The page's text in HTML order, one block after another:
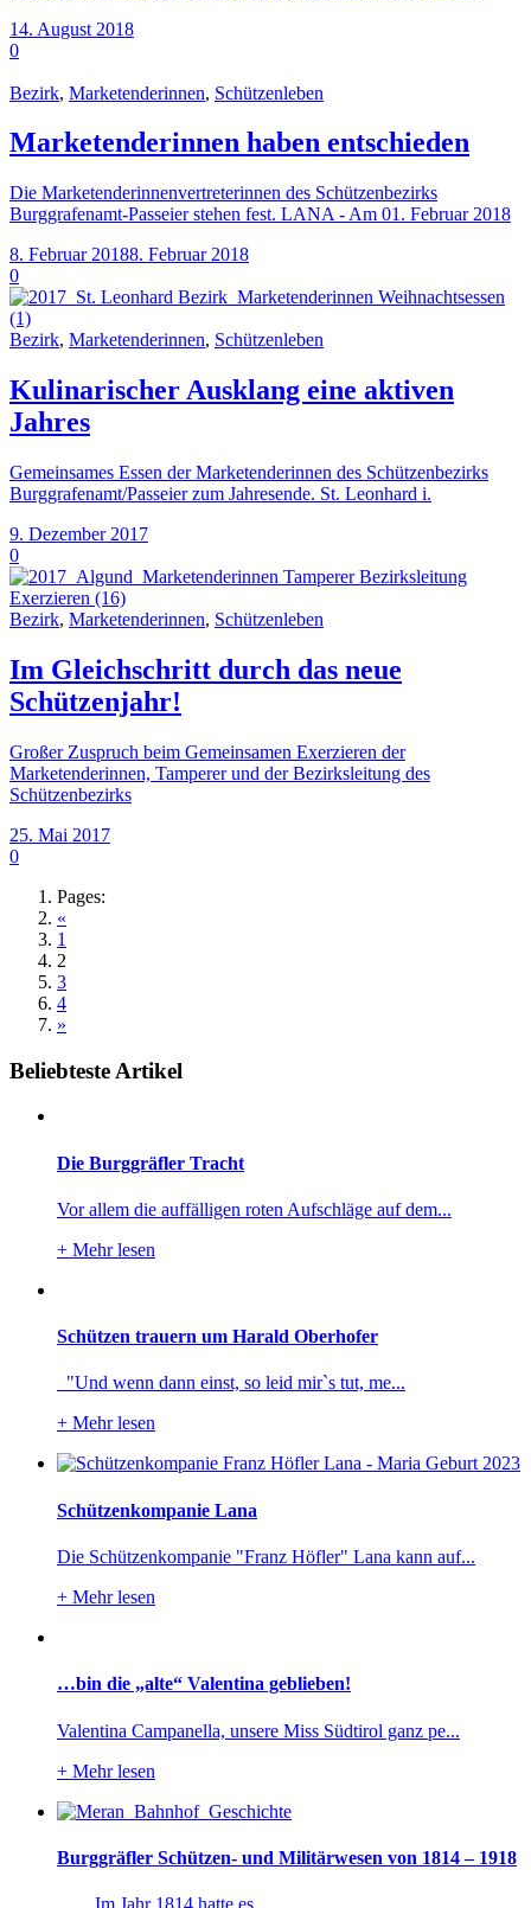
14. August 2018
0
Bezirk, Marketenderinnen, Schützenleben
Marketenderinnen haben entschieden
Die Marketenderinnenvertreterinnen des Schützenbezirks
Burggrafenamt-Passeier stehen fest. LANA - Am 01. Februar 2018
8. Februar 20188. Februar 2018
0
Bezirk, Marketenderinnen, Schützenleben
Kulinarischer Ausklang eine aktiven
Jahres
Gemeinsames Essen der Marketenderinnen des Schützenbezirks
Burggrafenamt/Passeier zum Jahresende. St. Leonhard i.
9. Dezember 2017
0
Bezirk, Marketenderinnen, Schützenleben
Im Gleichschritt durch das neue
Schützenjahr!
Großer Zuspruch beim Gemeinsamen Exerzieren der
Marketenderinnen, Tamperer und der Bezirksleitung des
Schützenbezirks
25. Mai 2017
0
Pages:
«
1
2
3
4
»
Beliebteste Artikel
Die Burggräfler Tracht
Vor allem die auffälligen roten Aufschläge auf dem...
+ Mehr lesen
Schützen trauern um Harald Oberhofer
"Und wenn dann einst, so leid mir`s tut, me...
+ Mehr lesen
Schützenkompanie Lana
Die Schützenkompanie "Franz Höfler" Lana kann auf...
+ Mehr lesen
…bin die „alte“ Valentina geblieben!
Valentina Campanella, unsere Miss Südtirol ganz pe...
+ Mehr lesen
Burggräfler Schützen- und Militärwesen von 1814 – 1918
Im Jahr 1814 hatte es...